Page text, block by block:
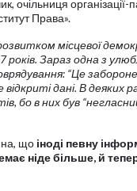
очільниця
Права».
місцевої
років. Зараз одна з
“Це
дані. В деяких
бо в них був
що іноді певну
ніде більше, й